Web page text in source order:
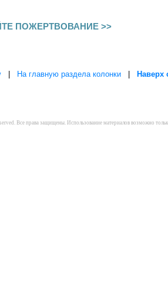
ПОЖЕРТВОВАНИЕ >>
На главную раздела колонки Наверх
Все права защищены. Использование материалов возможно